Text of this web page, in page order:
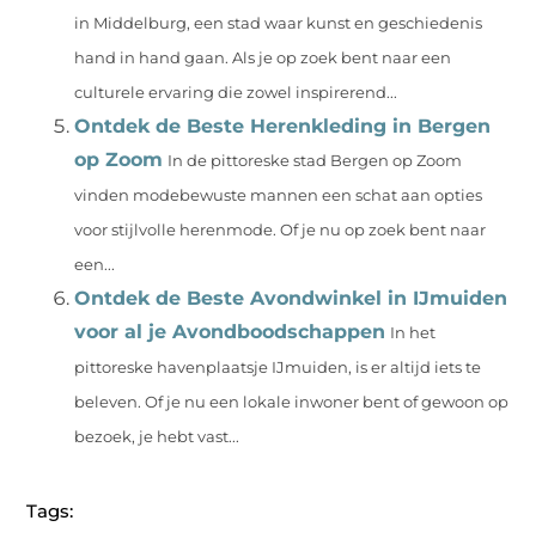
in Middelburg, een stad waar kunst en geschiedenis
hand in hand gaan. Als je op zoek bent naar een
culturele ervaring die zowel inspirerend...
Ontdek de Beste Herenkleding in Bergen
op Zoom In de pittoreske stad Bergen op Zoom
vinden modebewuste mannen een schat aan opties
voor stijlvolle herenmode. Of je nu op zoek bent naar
een...
Ontdek de Beste Avondwinkel in IJmuiden
voor al je Avondboodschappen In het
pittoreske havenplaatsje IJmuiden, is er altijd iets te
beleven. Of je nu een lokale inwoner bent of gewoon op
bezoek, je hebt vast...
Tags: